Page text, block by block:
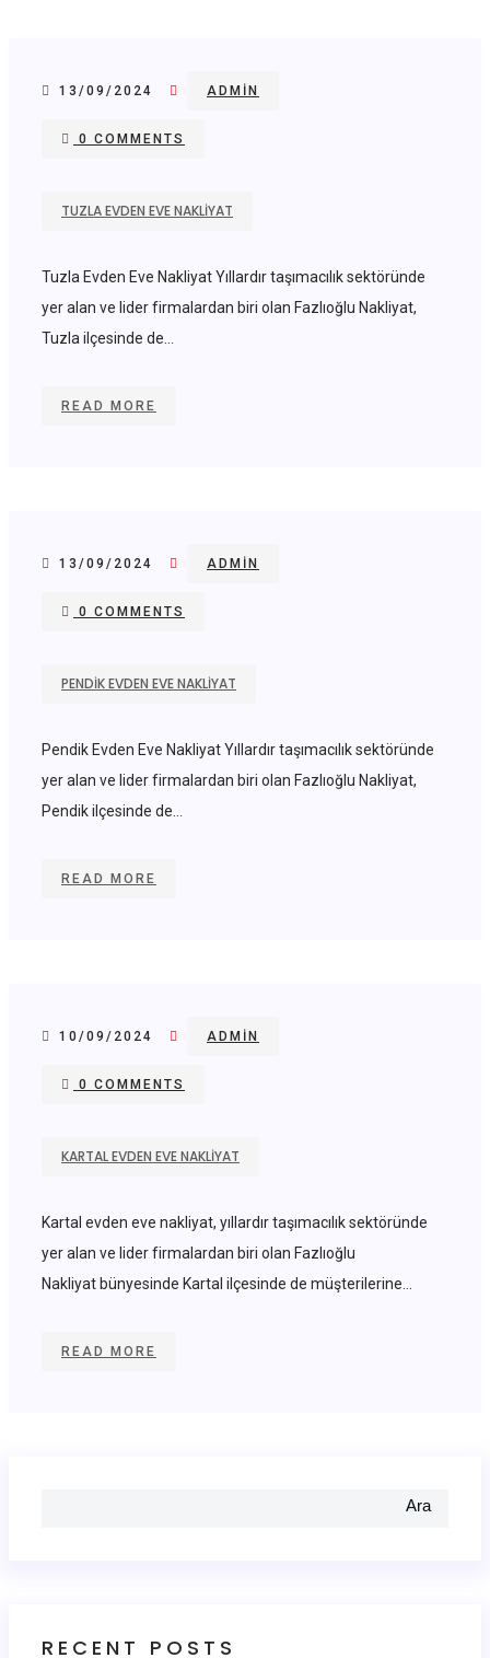
13/09/2024 ADMIN
0 COMMENTS
TUZLA EVDEN EVE NAKLIYAT
Tuzla Evden Eve Nakliyat Yıllardır taşımacılık sektöründe
yer alan ve lider firmalardan biri olan Fazlıoğlu Nakliyat,
Tuzla ilçesinde de...
READ MORE
13/09/2024 ADMIN
0 COMMENTS
PENDIK EVDEN EVE NAKLIYAT
Pendik Evden Eve Nakliyat Yıllardır taşımacılık sektöründe
yer alan ve lider firmalardan biri olan Fazlıoğlu Nakliyat,
Pendik ilçesinde de...
READ MORE
10/09/2024 ADMIN
0 COMMENTS
KARTAL EVDEN EVE NAKLIYAT
Kartal evden eve nakliyat, yıllardır taşımacılık sektöründe
yer alan ve lider firmalardan biri olan Fazlıoğlu
Nakliyat bünyesinde Kartal ilçesinde de müşterilerine...
READ MORE
Ara
RECENT POSTS